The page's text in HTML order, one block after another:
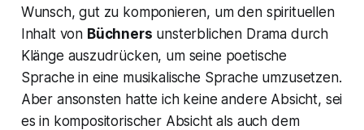
Wunsch, gut zu komponieren, um den spirituellen
Inhalt von Büchners unsterblichen Drama durch
Klänge auszudrücken, um seine poetische
Sprache in eine musikalische Sprache umzusetzen.
Aber ansonsten hatte ich keine andere Absicht, sei
es in kompositorischer Absicht als auch dem